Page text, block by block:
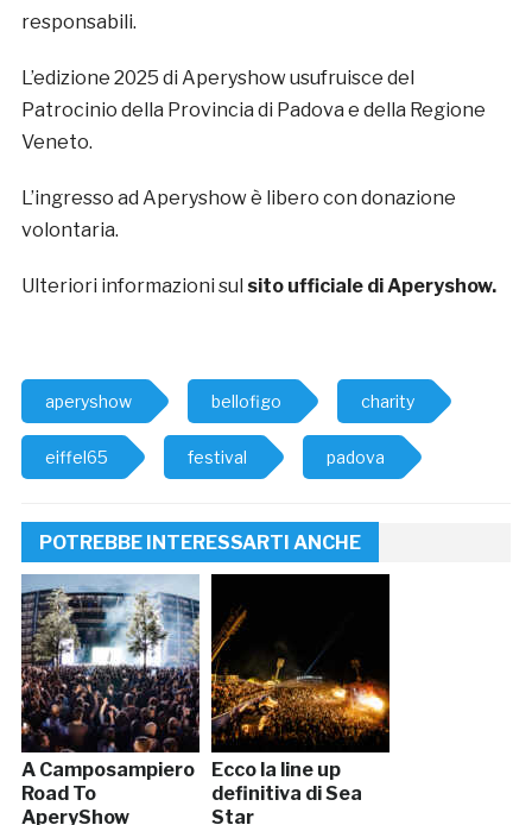
responsabili.
L’edizione 2025 di Aperyshow usufruisce del
Patrocinio della Provincia di Padova e della Regione
Veneto.
L’ingresso ad Aperyshow è libero con donazione
volontaria.
Ulteriori informazioni sul sito ufficiale di Aperyshow.
aperyshow bellofigo charity
eiffel65 festival padova
POTREBBE INTERESSARTI ANCHE
A Camposampiero
Road To
AperyShow
Ecco la line up
definitiva di Sea
Star